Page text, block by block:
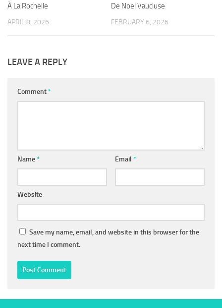
À La Rochelle
APRIL 8, 2026
De Noel Vaucluse
FEBRUARY 6, 2026
LEAVE A REPLY
Comment*
Name* Email *
Website
Save my name, email, and website in this browser for the
next time I comment.